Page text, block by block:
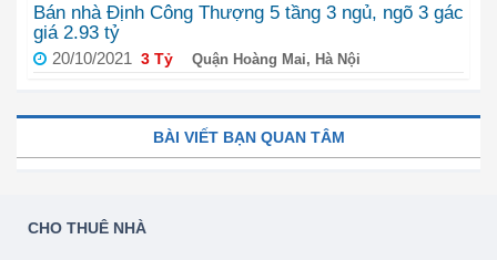
Bán nhà Định Công Thượng 5 tầng 3 ngủ, ngõ 3 gác
giá 2.93 tỷ
20/10/2021 3 Tỷ Quận Hoàng Mai, Hà Nội
BÀI VIẾT BẠN QUAN TÂM
CHO THUÊ NHÀ